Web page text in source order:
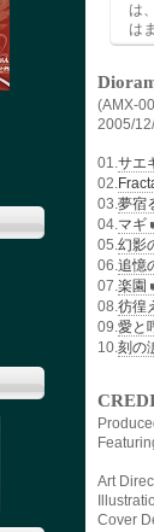
は
は
(AMX-
2005/
01.サエ
02.
03.夢宿
04.マギ
05.幻影
06.追憶
07.楽園
08.彷徨
09.愛と
10.刻の
Art
Cover